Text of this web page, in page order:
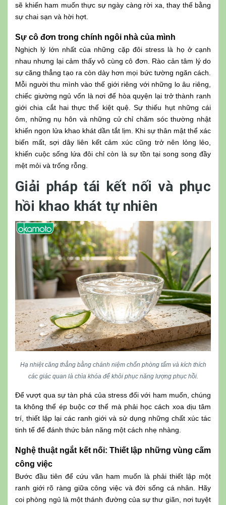
sẽ khiến ham muốn thực sự ngày càng rời xa, thay thế bằng
sự chai sạn và hời hợt.
Sự cô đơn trong chính ngôi nhà của mình
Nghịch lý lớn nhất của những cặp đôi stress là họ ở cạnh
nhau nhưng lại cảm thấy vô cùng cô đơn. Rào cản tâm lý do
sự căng thẳng tạo ra còn dày hơn mọi bức tường ngăn cách.
Mỗi người thu mình vào thế giới riêng với những lo âu riêng,
chiếc giường ngủ vốn là nơi để hòa quyện lại trở thành ranh
giới chia cắt hai thực thể kiệt quệ. Sự thiếu hụt những cái
ôm, những nụ hôn và những cử chỉ chăm sóc thường nhật
khiến ngọn lửa khao khát dần tắt lịm. Khi sự thân mật thể xác
biến mất, sợi dây liên kết cảm xúc cũng trở nên lỏng lẻo,
khiến cuộc sống lứa đôi chỉ còn là sự tồn tại song song đầy
mệt mỏi và trống rỗng.
Giải pháp tái kết nối và phục
hồi khao khát tự nhiên
Hạ nhiệt căng thẳng bằng chánh niệm chốn phòng tẩm và kích thích
các giác quan là chìa khóa để khôi phục năng lượng phục hồi.
Để vượt qua sự tàn phá của stress đối với ham muốn, chúng
ta không thể ép buộc cơ thể mà phải học cách xoa dịu tâm
trí, thiết lập lại các ranh giới và sử dụng những chất xúc tác
tinh tế để đánh thức bản năng một cách nhẹ nhàng.
Nghệ thuật ngắt kết nối: Thiết lập những vùng cấm
công việc
Bước đầu tiên để cứu vãn ham muốn là phải thiết lập một
ranh giới rõ ràng giữa công việc và đời sống cá nhân. Hãy
coi phòng ngủ là một thánh đường của sự thư giãn, nơi tuyệt